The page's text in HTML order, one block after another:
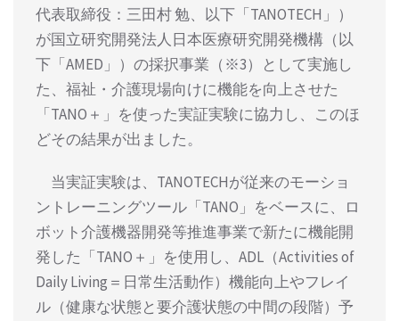
代表取締役：三田村 勉、以下「TANOTECH」）
が国立研究開発法人日本医療研究開発機構（以
下「AMED」）の採択事業（※3）として実施し
た、福祉・介護現場向けに機能を向上させた
「TANO＋」を使った実証実験に協力し、このほ
どその結果が出ました。
当実証実験は、TANOTECHが従来のモーショ
ントレーニングツール「TANO」をベースに、ロ
ボット介護機器開発等推進事業で新たに機能開
発した「TANO＋」を使用し、ADL（Activities of
Daily Living＝日常生活動作）機能向上やフレイ
ル（健康な状態と要介護状態の中間の段階）予